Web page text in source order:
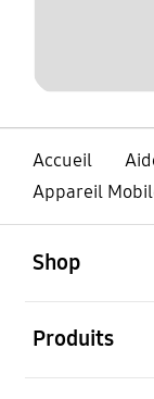
Accueil
Appareil
Shop
Produits